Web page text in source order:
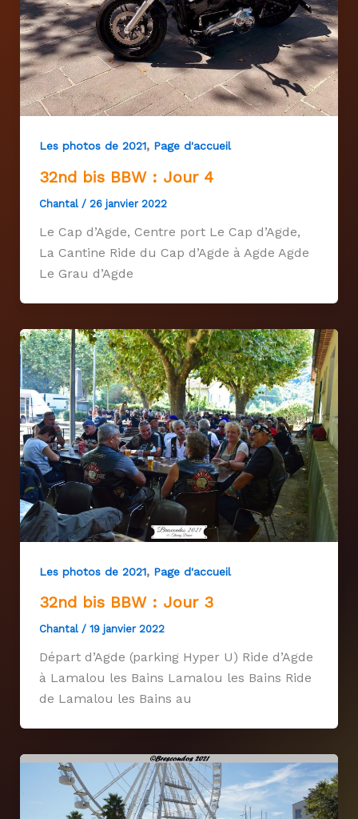
Les photos de 2021, Page d'accueil
32nd bis BBW : Jour 4
Chantal / 26 janvier 2022
Le Cap d’Agde, Centre port Le Cap d’Agde,
La Cantine Ride du Cap d’Agde à Agde Agde
Le Grau d’Agde
Les photos de 2021, Page d'accueil
32nd bis BBW : Jour 3
Chantal / 19 janvier 2022
Départ d’Agde (parking Hyper U) Ride d’Agde
à Lamalou les Bains Lamalou les Bains Ride
de Lamalou les Bains au